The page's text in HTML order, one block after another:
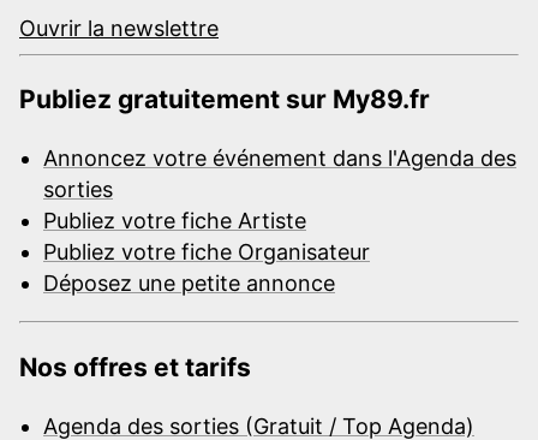
Ouvrir la newslettre
Publiez gratuitement sur My89.fr
Annoncez votre événement dans l'Agenda des
sorties
Publiez votre fiche Artiste
Publiez votre fiche Organisateur
Déposez une petite annonce
Nos offres et tarifs
Agenda des sorties (Gratuit / Top Agenda)